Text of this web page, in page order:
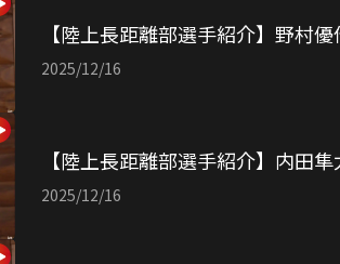
【陸上長距離部選手紹介】野村優
2025/12/16
【陸上長距離部選手紹介】内田隼
2025/12/16